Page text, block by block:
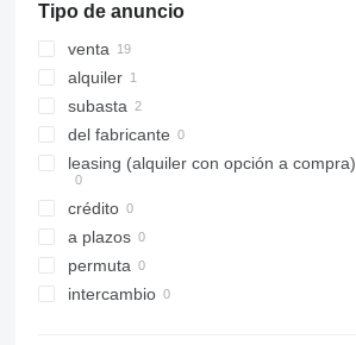
Tipo de anuncio
venta
alquiler
subasta
del fabricante
leasing (alquiler con opción a compra)
crédito
a plazos
permuta
intercambio